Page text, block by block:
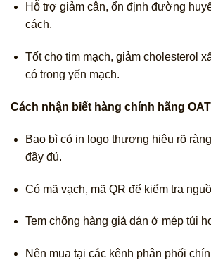
Hỗ trợ giảm cân, ổn định đường
cách.
Tốt cho tim mạch, giảm cholesterol
có trong yến mạch.
Cách nhận biết hàng chính hãng
Bao bì có in logo thương hiệu rõ
đầy đủ.
Có mã vạch, mã QR để kiểm tra
Tem chống hàng giả dán ở mép túi
Nên mua tại các kênh phân phối